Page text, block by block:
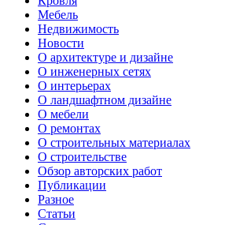
Мебель
Недвижимость
Новости
О архитектуре и дизайне
О инженерных сетях
О интерьерах
О ландшафтном дизайне
О мебели
О ремонтах
О строительных материалах
О строительстве
Обзор авторских работ
Публикации
Разное
Статьи